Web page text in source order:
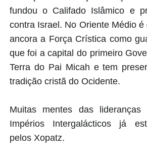
fundou o Califado Islâmico e
contra Israel. No Oriente Médio
ancora a Força Crística como
que foi a capital do primeiro
Terra do Pai Micah e tem
tradição cristã do Ocidente.
Muitas mentes das
Impérios Intergalácticos já
pelos Xopatz.